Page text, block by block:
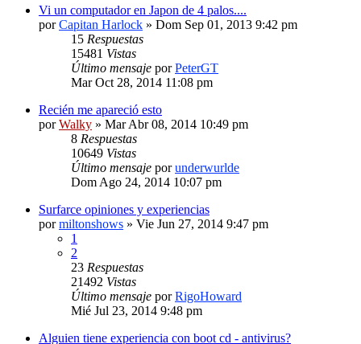
Vi un computador en Japon de 4 palos....
porCapitan Harlock » Dom Sep 01, 2013 9:42 pm
15 Respuestas
15481 Vistas
Último mensaje porPeterGT
Mar Oct 28, 2014 11:08 pm
Recién me apareció esto
porWalky » Mar Abr 08, 2014 10:49 pm
8 Respuestas
10649 Vistas
Último mensaje porunderwurlde
Dom Ago 24, 2014 10:07 pm
Surfarce opiniones y experiencias
pormiltonshows » Vie Jun 27, 2014 9:47 pm
1
2
23 Respuestas
21492 Vistas
Último mensaje porRigoHoward
Mié Jul 23, 2014 9:48 pm
Alguien tiene experiencia con boot cd - antivirus?